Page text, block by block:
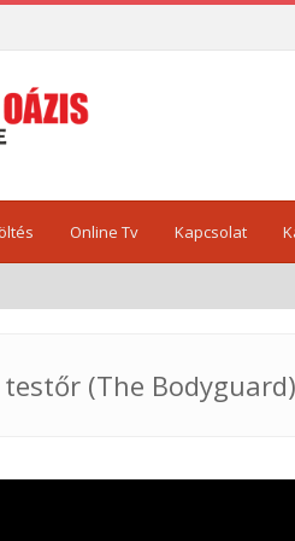
Online Tv Kapcsolat
(The